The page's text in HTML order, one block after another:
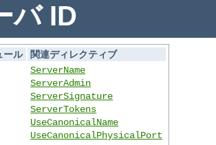
バ ID
ール
関連ディレクティブ
ServerName
ServerAdmin
ServerSignature
ServerTokens
UseCanonicalName
UseCanonicalPhysicalPort